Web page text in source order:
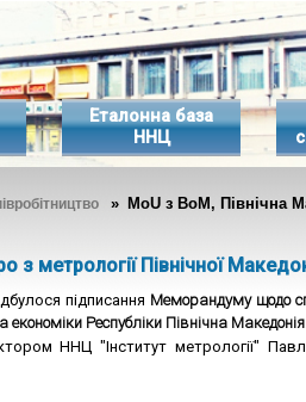
Еталонна база
ННЦ
» MoU з ВоМ, Північна
метрології Північної
підписання Меморандуму щодо
Республіки Північна
ННЦ "Інститут